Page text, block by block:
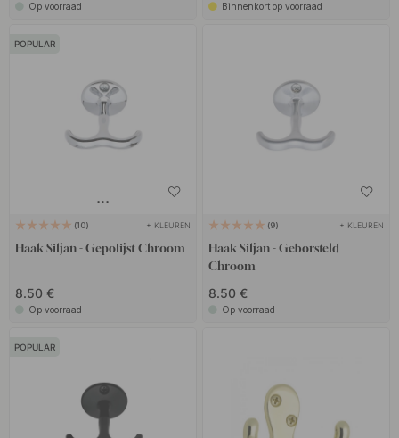
Op voorraad Binnenkort op voorraad
POPULAR
10 + KLEUREN
Haak Siljan - Gepolijst Chroom
8.50 €
Op voorraad
9 + KLEUREN
Haak Siljan - Geborsteld
Chroom
8.50 €
Op voorraad
POPULAR